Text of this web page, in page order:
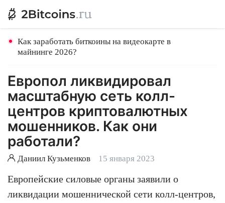
Как заработать биткоины на видеокарте в
майнинге 2026?
Европол ликвидировал
масштабную сеть колл-
центров криптовалютных
мошенников. Как они
работали?
Даниил Кузьменков 15 января 2023
Европейские силовые органы заявили о
ликвидации мошеннической сети колл-центров,